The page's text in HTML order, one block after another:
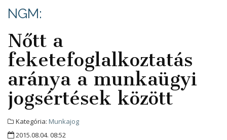
NGM:
Nőtt a
feketefoglalkoztatás
aránya a munkaügyi
jogsértések között
Kategória: Munkajog
2015.08.04. 08:52